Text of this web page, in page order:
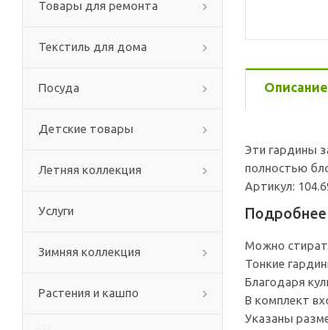
Товары для ремонта
Текстиль для дома
Посуда
Детские товары
Летняя коллекция
Услуги
Зимняя коллекция
Растения и кашпо
Описание
Эти гардины
полностью
Артикул:
Можно
Тонкие
Благодаря
В комплект
Указаны